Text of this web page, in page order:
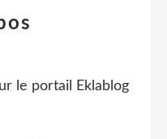
le portail Eklablog